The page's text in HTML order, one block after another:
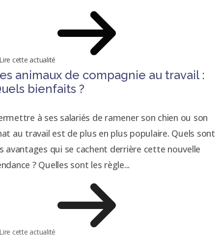
cette actualité
animaux de compagnie au travail :
bienfaits ?
à ses salariés de ramener son chien ou son
au travail est de plus en plus populaire. Quels sont
avantages qui se cachent derrière cette nouvelle
? Quelles sont les règle...
cette actualité